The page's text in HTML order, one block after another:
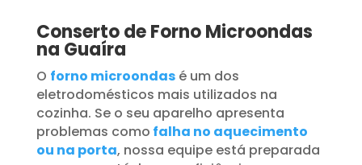
Conserto de Forno Microondas
na Guaíra
O forno microondasé um dos
eletrodomésticos mais utilizados na
cozinha. Se o seu aparelho apresenta
problemas como falha no aquecimento
ou na porta, nossa equipe está preparada